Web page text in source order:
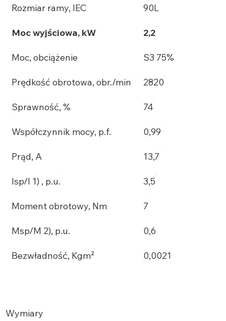
Rozmiar ramy, IEC 90L
Moc wyjściowa, kW 2,2
Moc, obciążenie S3 75%
Prędkość obrotowa, obr./min 2820
Sprawność, % 74
Współczynnik mocy, p.f. 0,99
Prąd, A 13,7
Isp/I 1) , p.u. 3,5
Moment obrotowy, Nm 7
Msp/M 2), p.u. 0,6
Bezwładność, Kgm² 0,0021
Wymiary